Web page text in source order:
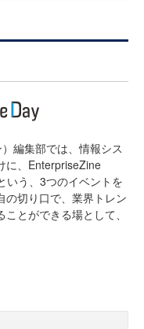
編集部では、情報シス
に、EnterpriseZine
いう、3つのイベントを
の切り口で、業界トレン
とができる場として、